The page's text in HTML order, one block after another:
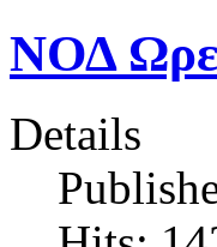
ΝΟΔ
Details